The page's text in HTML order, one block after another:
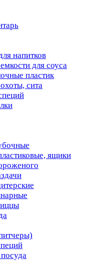
напитков
для соуса
пластик
сита
ящики